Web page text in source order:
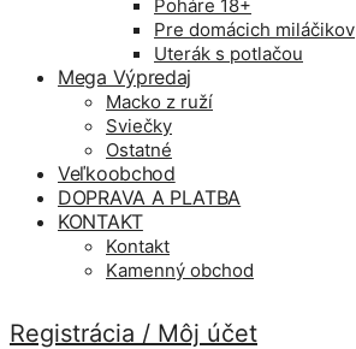
Poháre 18+
Pre domácich miláčikov
Uterák s potlačou
Mega Výpredaj
Macko z ruží
Sviečky
Ostatné
Veľkoobchod
DOPRAVA A PLATBA
KONTAKT
Kontakt
Kamenný obchod
Registrácia / Môj účet